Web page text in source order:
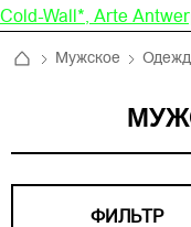
Cold-Wall*, Arte
Мужское
ФИЛЬТР